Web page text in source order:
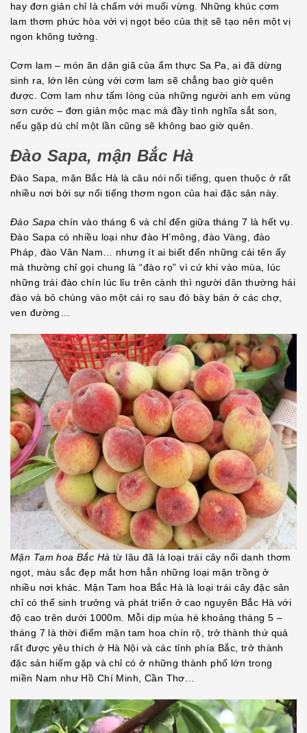
hay đơn giản chỉ là chấm với muối vừng. Những khúc cơm
lam thơm phức hòa với vị ngọt béo của thịt sẽ tạo nên một vị
ngon không tưởng.
Cơm lam – món ăn dân giã của ẩm thực Sa Pa, ai đã dừng
sinh ra, lớn lên cùng với cơm lam sẽ chẳng bao giờ quên
được. Cơm lam như tấm lòng của những người anh em vùng
sơn cước – đơn giản mộc mạc mà đầy tình nghĩa sắt son,
nếu gặp dù chỉ một lần cũng sẽ không bao giờ quên.
Đào Sapa, mận Bắc Hà
Đào Sapa, mận Bắc Hà là câu nói nổi tiếng, quen thuộc ở rất
nhiều nơi bởi sự nổi tiếng thơm ngon của hai đặc sản này.
Đào Sapa chín vào tháng 6 và chỉ đến giữa tháng 7 là hết vụ.
Đào Sapa có nhiều loại như đào H’mông, đào Vàng, đào
Pháp, đào Vân Nam… nhưng ít ai biết đến những cái tên ấy
mà thường chỉ gọi chung là “đào rọ” vì cứ khi vào mùa, lúc
những trái đào chín lúc lỉu trên cành thì người dân thường hái
đào và bỏ chúng vào một cái rọ sau đó bày bán ở các chợ,
ven đường…
Mận Tam hoa Bắc Hà từ lâu đã là loại trái cây nổi danh thơm
ngọt, màu sắc đẹp mắt hơn hẳn những loại mận trồng ở
nhiều nơi khác. Mận Tam hoa Bắc Hà là loại trái cây đặc sản
chỉ có thể sinh trưởng và phát triển ở cao nguyên Bắc Hà với
độ cao trên dưới 1000m. Mỗi dịp mùa hè khoảng tháng 5 –
tháng 7 là thời điểm mận tam hoa chín rộ, trở thành thứ quả
rất được yêu thích ở Hà Nội và các tỉnh phía Bắc, trở thành
đặc sản hiếm gặp và chỉ có ở những thành phố lớn trong
miền Nam như Hồ Chí Minh, Cần Thơ…